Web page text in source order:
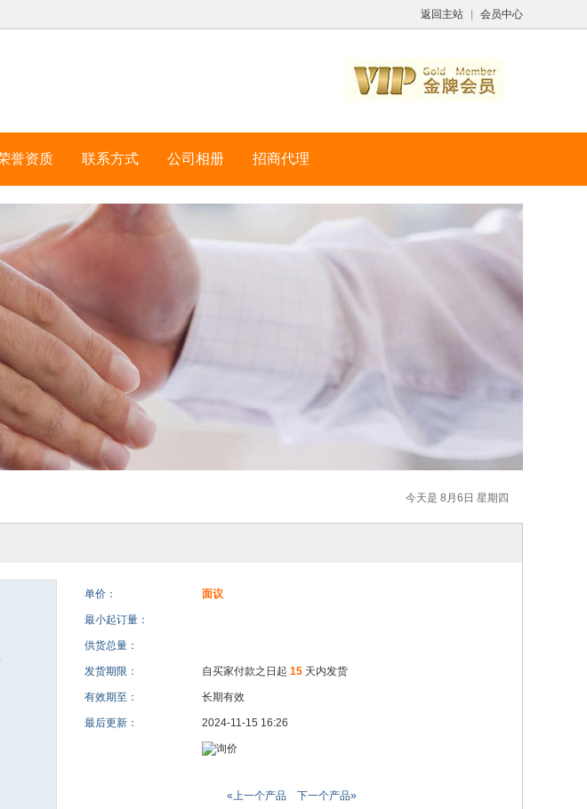
返回主站 会员中心
誉资质 联系方式 公司相册 招商代理
今天是 8月6日 星期四
单价： 面议
最小起订量：
供货总量：
发货期限： 自买家付款之日起 15 天内发货
有效期至： 长期有效
最后更新： 2024-11-15 16:26
«上一个产品 下一个产品»